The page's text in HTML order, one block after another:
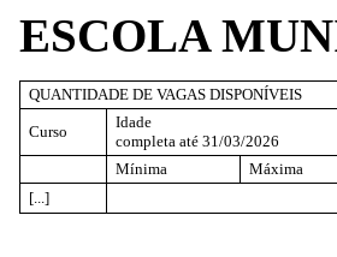
ESCOLA
QUANTIDADE DE VAGAS DISPONÍVEIS
Curso
Idade
completa até 31/03/2026
Mínima
Máxima
[...]